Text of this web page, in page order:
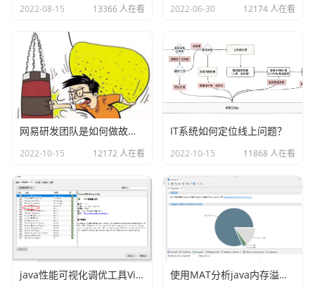
二、自定义一个输出function
public String outPrint(String str) {
		System.out.println("方法受到参
数: "+str);
		return str;
	}
package com.qlexpress.demo;
import com.ql.util.express.DefaultContext;
import com.ql.util.express.ExpressRunner;
2022-08-15 13366 人在看 2022-06-30 12174 人在看
网易研发团队是如何做故障演练的？
2022-10-15 12172 人在看
IT系统如何定位线上问题？
2022-10-15 11868 人在看
java性能可视化调优工具VisualVM插件之Visual GC 使用MAT分析java内存溢出的原因